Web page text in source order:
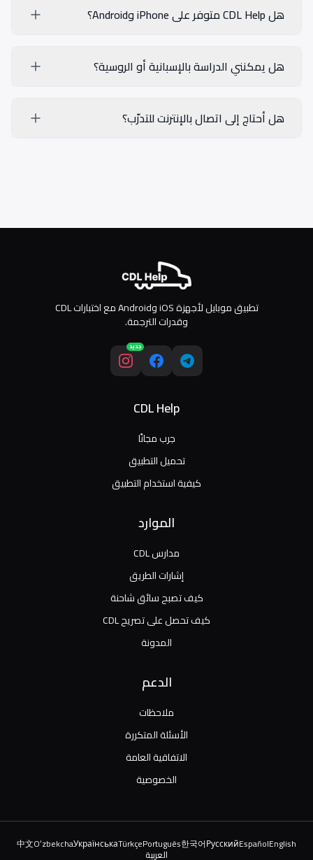
هل CDL Help متوفر على iPhone وAndroid؟
هل يمكنني الدراسة بالإسبانية أو الروسية؟
هل أحتاج إلى اتصال بالإنترنت للتدرّب؟
تطبيق موبايل لأجهزة iOS وAndroid مع اختبارات CDL
وقدرات الترجمة.
جديد
CDL Help
جرب مجانًا
تحميل التطبيق
كيفية استخدام التطبيق
الموارد
مدارس CDL
إشارات الطريق
كيف تصبح سائق شاحنة
كيف تحصل على تصريح CDL
المدونة
الدعم
ملاحظات
الأسئلة المتكررة
الاتفاقية العامة
الخصوصية
English
Español
Русский
한국어
Português
Türkçe
Українська
Oʻzbekcha
中文
العربية